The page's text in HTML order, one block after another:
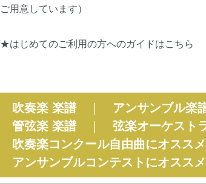
ご用意しています）
★はじめてのご利用の方へのガイドはこちら
吹奏楽 楽譜｜ アンサンブル楽
管弦楽 楽譜｜ 弦楽オーケスト
吹奏楽コンクール自由曲にオスス
アンサンブルコンテストにオスス